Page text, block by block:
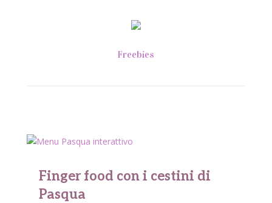
Freebies
Finger food con i cestini di
Pasqua